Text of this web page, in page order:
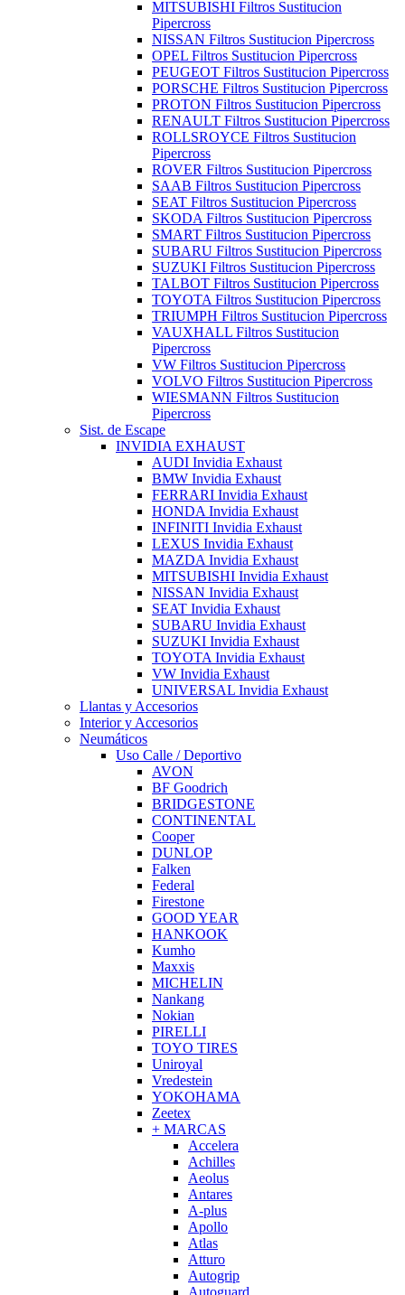
MITSUBISHI Filtros Sustitucion
Pipercross
NISSAN Filtros Sustitucion Pipercross
OPEL Filtros Sustitucion Pipercross
PEUGEOT Filtros Sustitucion Pipercross
PORSCHE Filtros Sustitucion Pipercross
PROTON Filtros Sustitucion Pipercross
RENAULT Filtros Sustitucion Pipercross
ROLLSROYCE Filtros Sustitucion
Pipercross
ROVER Filtros Sustitucion Pipercross
SAAB Filtros Sustitucion Pipercross
SEAT Filtros Sustitucion Pipercross
SKODA Filtros Sustitucion Pipercross
SMART Filtros Sustitucion Pipercross
SUBARU Filtros Sustitucion Pipercross
SUZUKI Filtros Sustitucion Pipercross
TALBOT Filtros Sustitucion Pipercross
TOYOTA Filtros Sustitucion Pipercross
TRIUMPH Filtros Sustitucion Pipercross
VAUXHALL Filtros Sustitucion
Pipercross
VW Filtros Sustitucion Pipercross
VOLVO Filtros Sustitucion Pipercross
WIESMANN Filtros Sustitucion
Pipercross
Sist. de Escape
INVIDIA EXHAUST
AUDI Invidia Exhaust
BMW Invidia Exhaust
FERRARI Invidia Exhaust
HONDA Invidia Exhaust
INFINITI Invidia Exhaust
LEXUS Invidia Exhaust
MAZDA Invidia Exhaust
MITSUBISHI Invidia Exhaust
NISSAN Invidia Exhaust
SEAT Invidia Exhaust
SUBARU Invidia Exhaust
SUZUKI Invidia Exhaust
TOYOTA Invidia Exhaust
VW Invidia Exhaust
UNIVERSAL Invidia Exhaust
Llantas y Accesorios
Interior y Accesorios
Neumáticos
Uso Calle / Deportivo
AVON
BF Goodrich
BRIDGESTONE
CONTINENTAL
Cooper
DUNLOP
Falken
Federal
Firestone
GOOD YEAR
HANKOOK
Kumho
Maxxis
MICHELIN
Nankang
Nokian
PIRELLI
TOYO TIRES
Uniroyal
Vredestein
YOKOHAMA
Zeetex
+ MARCAS
Accelera
Achilles
Aeolus
Antares
A-plus
Apollo
Atlas
Atturo
Autogrip